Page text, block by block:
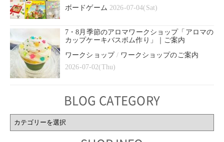
ボードゲーム 2026-07-04(Sat)
7・8月季節のアロマワークショップ「アロマの
カップケーキバスボム作り」｜ご案内
ワークショップ/ ワークショップのご案内
2026-07-02(Thu)
BLOG CATEGORY
BLOG
CATEGORY